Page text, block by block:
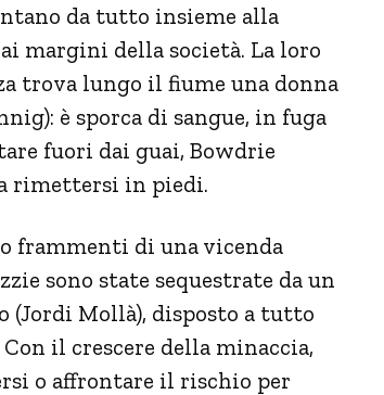
da tutto insieme alla
margini della società. La loro
trova lungo il fiume una donna
è sporca di sangue, in fuga
fuori dai guai, Bowdrie
rimettersi in piedi.
frammenti di una vicenda
sono state sequestrate da un
(Jordi Mollà), disposto a tutto
il crescere della minaccia,
o affrontare il rischio per